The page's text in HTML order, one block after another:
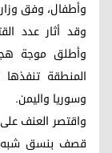
وأطفال، وفق
وقد أثار عدد
وأطلق موجة
المنطقة
وسوريا واليمن.
واقتصر العنف على
قصف بنسق شبه